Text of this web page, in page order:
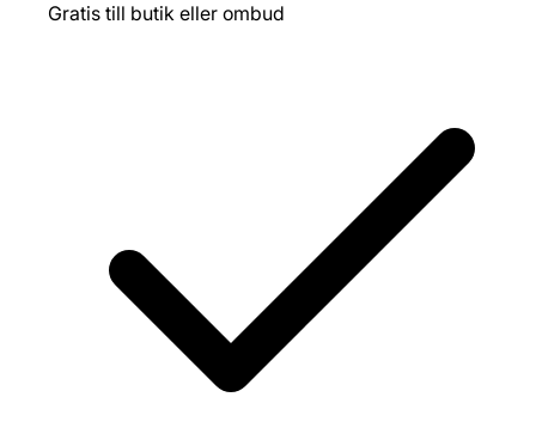
Gratis till butik eller ombud